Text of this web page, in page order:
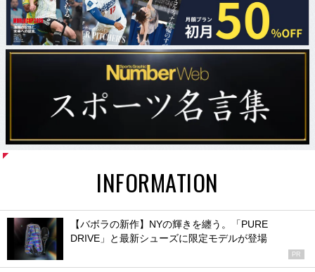
INFORMATION
【バボラの新作】NYの輝きを纏う。「PURE
DRIVE」と最新シューズに限定モデルが登場
PR